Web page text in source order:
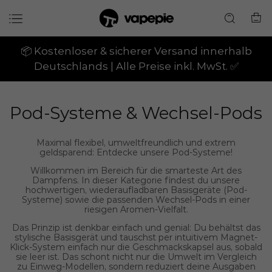
📦 Kostenloser & sicherer Versand innerhalb
Deutschlands | Alle Preise inkl. MwSt. ✅
Pod-Systeme & Wechsel-Pods
Maximal flexibel, umweltfreundlich und extrem
geldsparend: Entdecke unsere Pod-Systeme!
Willkommen im Bereich für die smarteste Art des
Dampfens. In dieser Kategorie findest du unsere
hochwertigen, wiederaufladbaren Basisgeräte (Pod-
Systeme) sowie die passenden Wechsel-Pods in einer
riesigen Aromen-Vielfalt.
Das Prinzip ist denkbar einfach und genial: Du behältst das
stylische Basisgerät und tauschst per intuitivem Magnet-
Klick-System einfach nur die Geschmackskapsel aus, sobald
sie leer ist. Das schont nicht nur die Umwelt im Vergleich
zu Einweg-Modellen, sondern reduziert deine Ausgaben